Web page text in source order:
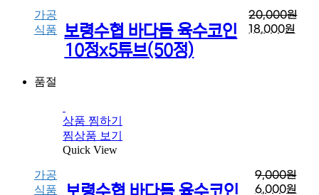
가공
식품
보령수협 바다듬 육수코인
10정x5튜브(50정)
20,000원
18,000원
품절
상품 찜하기
찜상품 보기
Quick View
가공
식품
9,000원
6,000원